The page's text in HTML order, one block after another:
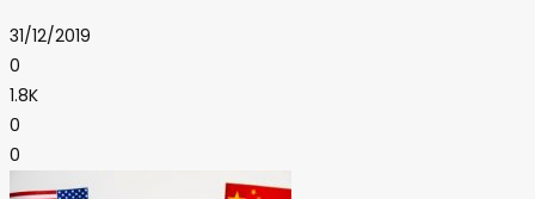
31/12/2019
0
1.8K
0
0